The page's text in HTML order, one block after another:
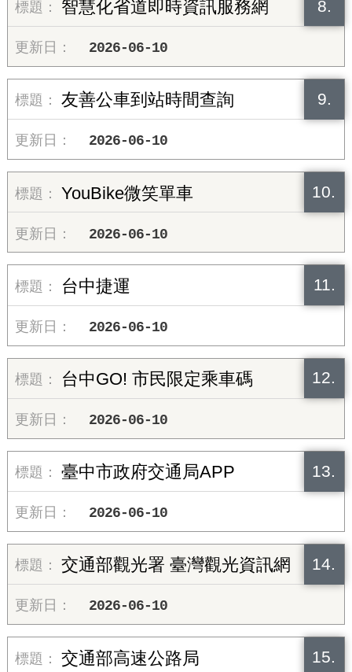
8.
智慧化省道即時資訊服務網
2026-06-10
9.
友善公車到站時間查詢
2026-06-10
10.
YouBike微笑單車
2026-06-10
11.
台中捷運
2026-06-10
12.
台中GO! 市民限定乘車碼
2026-06-10
13.
臺中市政府交通局APP
2026-06-10
14.
交通部觀光署 臺灣觀光資訊網
2026-06-10
15.
交通部高速公路局